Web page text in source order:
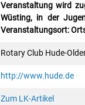
Veranstaltung wird
Wüsting, in der
Veranstaltungsort:
Rotary Club Hude-
http://www.hude.de
Zum LK-Artikel